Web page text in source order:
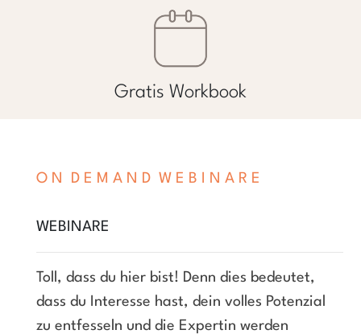
Gratis Workbook
O N D E M A N D W E B I N A R E
WEBINARE
Toll, dass du hier bist! Denn dies bedeutet,
dass du Interesse hast, dein volles Potenzial
zu entfesseln und die Expertin werden